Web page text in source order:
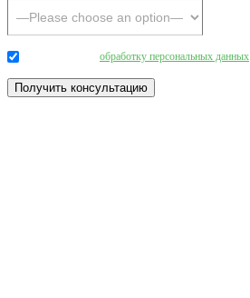
обработку персональных данных